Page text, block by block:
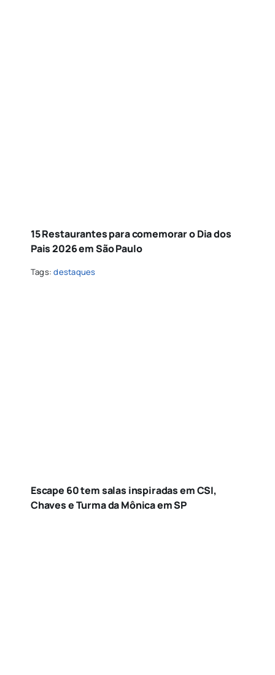
15 Restaurantes para comemorar o Dia dos
Pais 2026 em São Paulo
Tags:destaques
Escape 60 tem salas inspiradas em CSI,
Chaves e Turma da Mônica em SP